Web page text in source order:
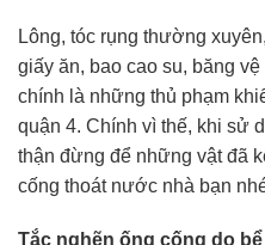
Lông, tóc rụng thường
giấy ăn, bao cao su, băng
chính là những thủ phạm
quận 4. Chính vì thế, khi sử
thận đừng để những vật đã
cống thoát nước nhà bạn
Tắc nghẽn ống cống do